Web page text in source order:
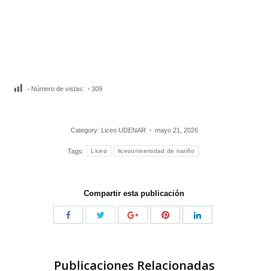
Número de vistas: 309
Category: Liceo UDENAR mayo 21, 2026
Tags: Liceo liceouniversidad de nariño
Compartir esta publicación
Publicaciones Relacionadas